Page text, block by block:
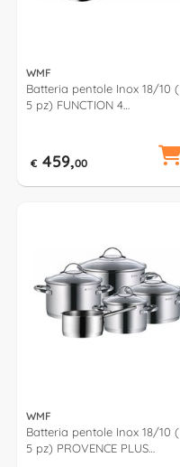
WMF
Batteria pentole Inox 18/10 (
5 pz) FUNCTION 4
€ 459,00
WMF
Batteria pentole Inox 18/10 (
5 pz) PROVENCE PLUS